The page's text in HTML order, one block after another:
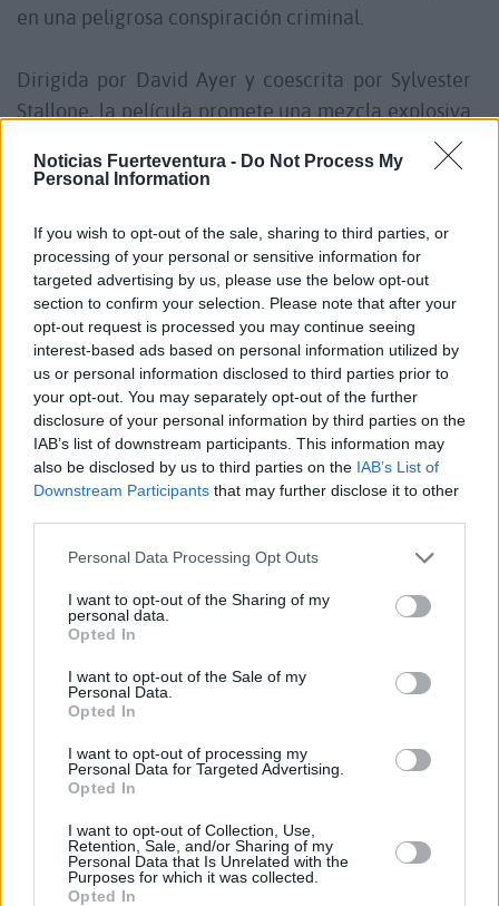
Noticias Fuerteventura - Do Not Process My
Personal Information
If you wish to opt-out of the sale, sharing to third parties, or
processing of your personal or sensitive information for
targeted advertising by us, please use the below opt-out
section to confirm your selection. Please note that after your
opt-out request is processed you may continue seeing
interest-based ads based on personal information utilized by
us or personal information disclosed to third parties prior to
your opt-out. You may separately opt-out of the further
disclosure of your personal information by third parties on the
IAB’s list of downstream participants. This information may
also be disclosed by us to third parties on the IAB’s List of
Downstream Participants that may further disclose it to other
Personal Data Processing Opt Outs
I want to opt-out of the Sharing of my
personal data.
Opted In
I want to opt-out of the Sale of my
Personal Data.
Opted In
I want to opt-out of processing my
Personal Data for Targeted Advertising.
Opted In
I want to opt-out of Collection, Use,
Retention, Sale, and/or Sharing of my
Personal Data that Is Unrelated with the
Purposes for which it was collected.
Opted In
en una peligrosa conspiración criminal.
Dirigida por David Ayer y coescrita por Sylvester
Stallone, la película promete una mezcla explosiva
El reparto incluye a Michael
Peña, David Harbour y Jason Flemyng, quienes
"A Working Man" se estrena en cines hoy 28 de
marzo de 2025. Así que, si están listos para ver a
Statham en plena acción, no se la pueden perder.
Comentarios (0)
LO MÁS LEÍDO
¿EN QUÉ MOMENTO DEJAMOS DE SER
Decathlon abre hoy su primera tienda